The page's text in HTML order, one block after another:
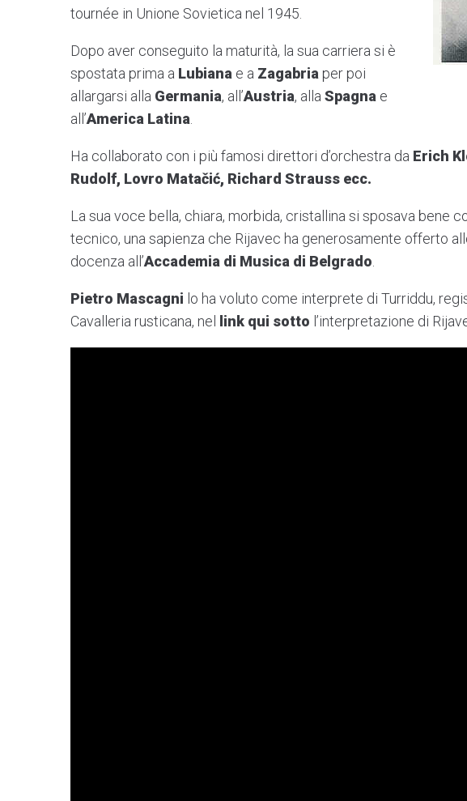
tournée in Unione Sovietica nel 1945.
Dopo aver conseguito la maturità, la sua carriera si è
spostata prima a Lubiana e a Zagabria per poi
allargarsi alla Germania, all’Austria, alla Spagna e
all’America Latina
Ha collaborato con i più famosi direttori d’orchestra da Erich
Rudolf, Lovro Matačić, Richard Strauss ecc.
La sua voce bella, chiara, morbida, cristallina si sposava bene
tecnico, una sapienza che Rijavec ha generosamente offerto
docenza all’Accademia di Musica di Belgrado
Pietro Mascagni lo ha voluto come interprete di Turriddu,
Cavalleria rusticana, nel
link qui sotto l’interpretazione di